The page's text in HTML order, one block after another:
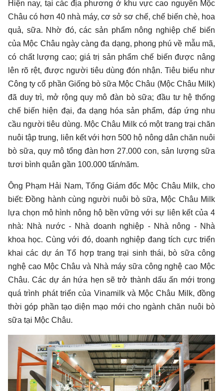
Hiện nay, tại các địa phương ở khu vực cao nguyên Mộc
Châu có hơn 40 nhà máy, cơ sở sơ chế, chế biến chè, hoa
quả, sữa. Nhờ đó, các sản phẩm nông nghiệp chế biến
của Mộc Châu ngày càng đa dạng, phong phú về mẫu mã,
có chất lượng cao; giá trị sản phẩm chế biến được nâng
lên rõ rệt, được người tiêu dùng đón nhận. Tiêu biểu như
Công ty cổ phần Giống bò sữa Mộc Châu (Mộc Châu Milk)
đã duy trì, mở rộng quy mô đàn bò sữa; đầu tư hệ thống
chế biến hiện đại, đa dạng hóa sản phẩm, đáp ứng nhu
cầu người tiêu dùng. Mộc Châu Milk có một trang trại chăn
nuôi tập trung, liên kết với hơn 500 hộ nông dân chăn nuôi
bò sữa, quy mô tổng đàn hơn 27.000 con, sản lượng sữa
tươi bình quân gần 100.000 tấn/năm.
Ông Phạm Hải Nam, Tổng Giám đốc Mộc Châu Milk, cho
biết: Đồng hành cùng người nuôi bò sữa, Mộc Châu Milk
lựa chọn mô hình nông hộ bền vững với sự liên kết của 4
nhà: Nhà nước - Nhà doanh nghiệp - Nhà nông - Nhà
khoa học. Cùng với đó, doanh nghiệp đang tích cực triển
khai các dự án Tổ hợp trang trại sinh thái, bò sữa công
nghệ cao Mộc Châu và Nhà máy sữa công nghệ cao Mộc
Châu. Các dự án hứa hẹn sẽ trở thành dấu ấn mới trong
quá trình phát triển của Vinamilk và Mộc Châu Milk, đồng
thời góp phần tạo diện mạo mới cho ngành chăn nuôi bò
sữa tại Mộc Châu.